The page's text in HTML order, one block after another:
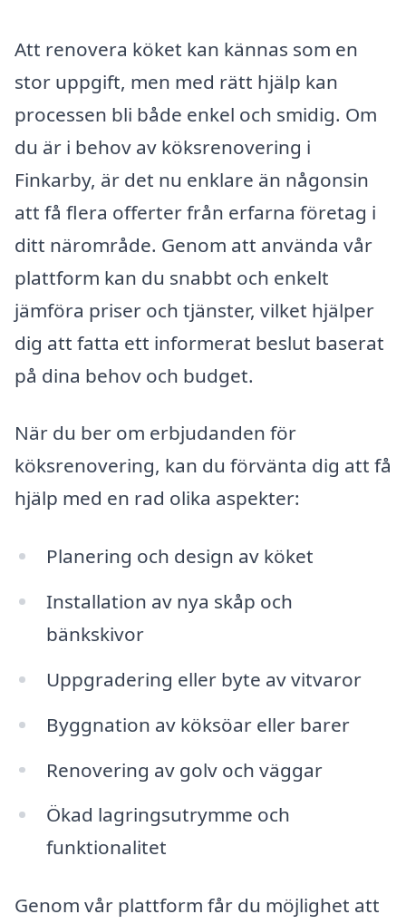
Att renovera köket kan kännas som en
stor uppgift, men med rätt hjälp kan
processen bli både enkel och smidig. Om
du är i behov av köksrenovering i
Finkarby, är det nu enklare än någonsin
att få flera offerter från erfarna företag i
ditt närområde. Genom att använda vår
plattform kan du snabbt och enkelt
jämföra priser och tjänster, vilket hjälper
dig att fatta ett informerat beslut baserat
på dina behov och budget.
När du ber om erbjudanden för
köksrenovering, kan du förvänta dig att få
hjälp med en rad olika aspekter:
Planering och design av köket
Installation av nya skåp och
bänkskivor
Uppgradering eller byte av vitvaror
Byggnation av köksöar eller barer
Renovering av golv och väggar
Ökad lagringsutrymme och
funktionalitet
Genom vår plattform får du möjlighet att